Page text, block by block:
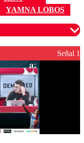
YAMNA LOBOS
garantizar un
Señal 1